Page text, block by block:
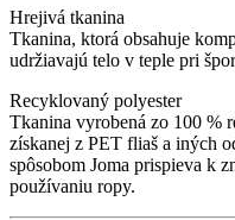
Hrejivá tkanina
Tkanina, ktorá obsahuje
udržiavajú telo v teple pri
Recyklovaný polyester
Tkanina vyrobená zo 100 %
získanej z PET fliaš a iných
spôsobom Joma prispieva k
používaniu ropy.